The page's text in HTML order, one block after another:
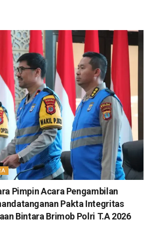
Pimpin Acara Pengambilan
Pakta Integritas
Bintara Brimob Polri T.A 2026